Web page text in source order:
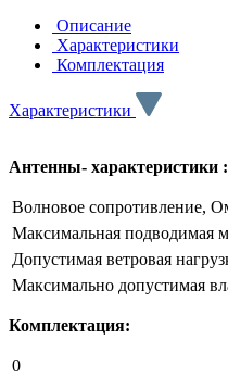
Описание
Характеристики
Комплектация
Характеристики
Антенны- характеристики :
Волновое сопротивление,
Максимальная подводимая
Допустимая ветровая
Максимально допустимая
Комплектация:
0